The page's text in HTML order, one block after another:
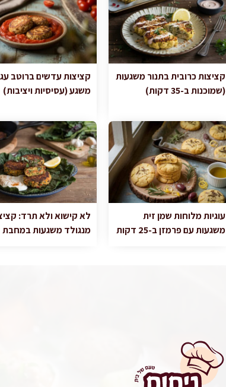
קציצות כרובית בתנור משגעות
(שמוכנות ב-35 דקות)
קציצות עדשים ברוטב
משגע (עסיסיות ויציבות)
עוגיות מלוחות שמן זית
משגעות עם פרמזן ב-25 דקות
לא קישוא ולא תרד:
מנגולד משגעות במחבת